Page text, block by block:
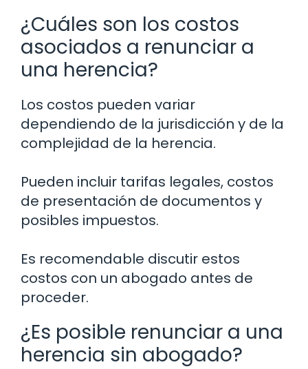
¿Cuáles son los costos
asociados a renunciar a
una herencia?
Los costos pueden variar
dependiendo de la jurisdicción y de la
complejidad de la herencia.
Pueden incluir tarifas legales, costos
de presentación de documentos y
posibles impuestos.
Es recomendable discutir estos
costos con un abogado antes de
proceder.
¿Es posible renunciar a una
herencia sin abogado?